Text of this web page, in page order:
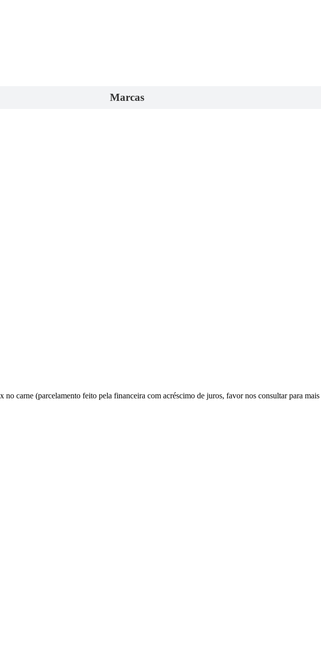
Marcas
no carne (parcelamento feito pela financeira com acréscimo de juros, favor nos consultar para